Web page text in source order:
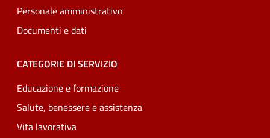
Personale amministrativo
Documenti e dati
CATEGORIE DI SERVIZIO
Educazione e formazione
Salute, benessere e assistenza
Vita lavorativa